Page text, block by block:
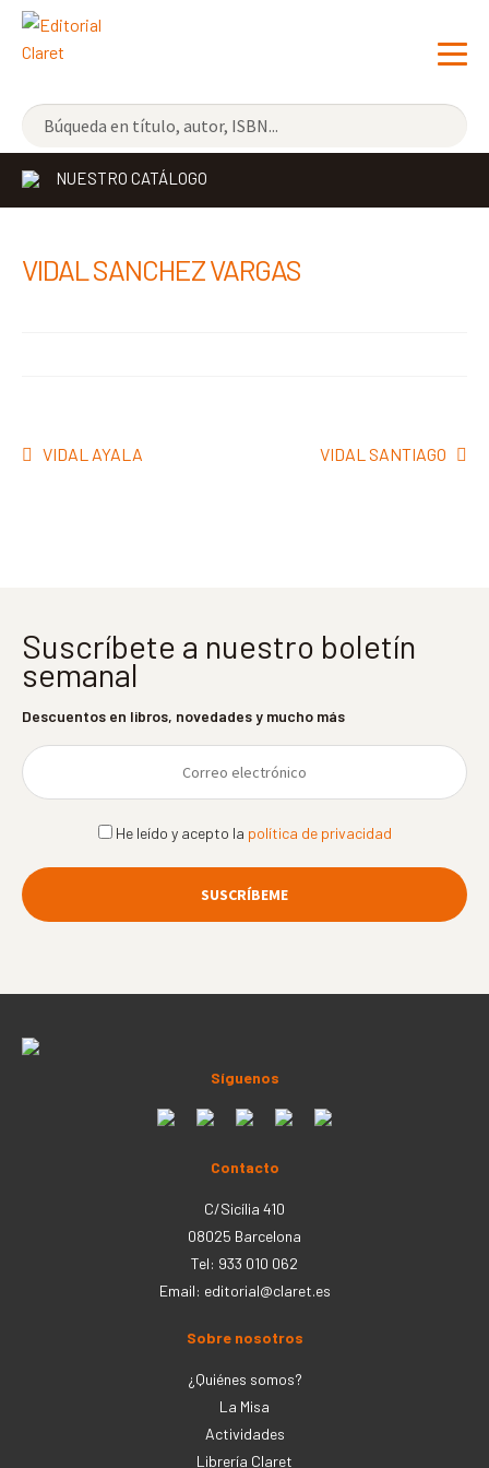
NOVEDADES
LOS MÁS VENDIDOS
NUESTRO CATÁLOGO
VIDAL SANCHEZ VARGAS
Navegación
Anterior:
VIDAL AYALA Siguiente:
VIDAL SANTIAGO
Suscríbete a nuestro boletín
semanal
Descuentos en libros, novedades y mucho más
He leído y acepto la política de privacidad
Síguenos
Contacto
C/Sicília 410
08025 Barcelona
Tel: 933 010 062
Email: editorial@claret.es
Sobre nosotros
¿Quiénes somos?
La Misa
Actividades
Librería Claret